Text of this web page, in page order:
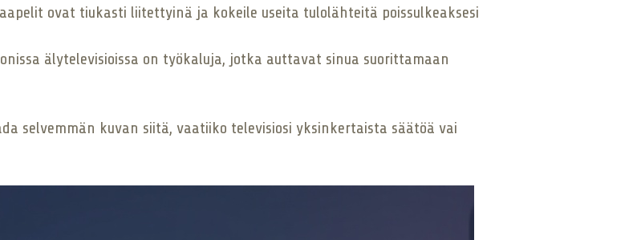
ovat tiukasti liitettyinä ja kokeile useita tulolähteitä poissulkeaksesi
älytelevisioissa on työkaluja, jotka auttavat sinua suorittamaan
selvemmän kuvan siitä, vaatiiko televisiosi yksinkertaista säätöä vai